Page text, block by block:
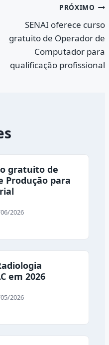
PRÓXIMO
SENAI oferece curso
gratuito de Operador de
Computador para
qualificação profissional
gratuito de
Produção para
2026
em 2026
2026